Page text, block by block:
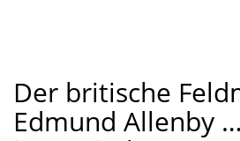
Der britische
Edmund Allenby